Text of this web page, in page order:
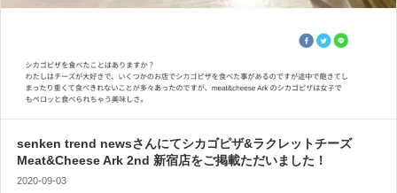
senken trend newsさんにてシカゴピザ&ラクレットチーズ
Meat&Cheese Ark 2nd 新宿店をご掲載ただいました！
2020-09-03